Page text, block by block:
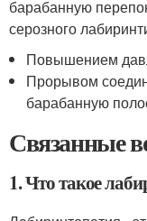
барабанную
серозного
Повышением
Прорывом
барабанную
Связанные
1. Что такое